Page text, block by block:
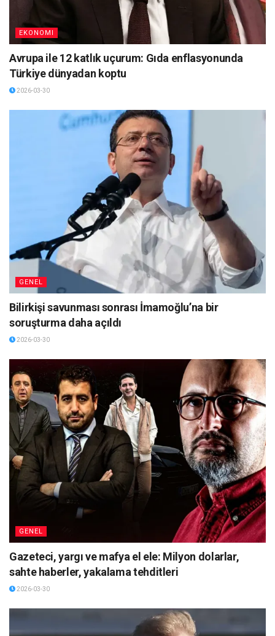
EKONOMI
Avrupa ile 12 katlık uçurum: Gıda enflasyonunda
Türkiye dünyadan koptu
2026-03-30
GENEL
Bilirkişi savunması sonrası İmamoğlu’na bir
soruşturma daha açıldı
2026-03-30
GENEL
Gazeteci, yargı ve mafya el ele: Milyon dolarlar,
sahte haberler, yakalama tehditleri
2026-03-30